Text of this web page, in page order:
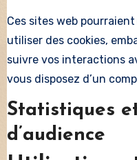
Ces sites web
utiliser des cookies,
suivre vos interactions
vous disposez d’un
Statistiques
d’audience